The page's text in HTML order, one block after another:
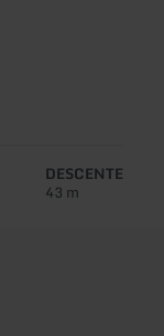
DESCENTE
43 m